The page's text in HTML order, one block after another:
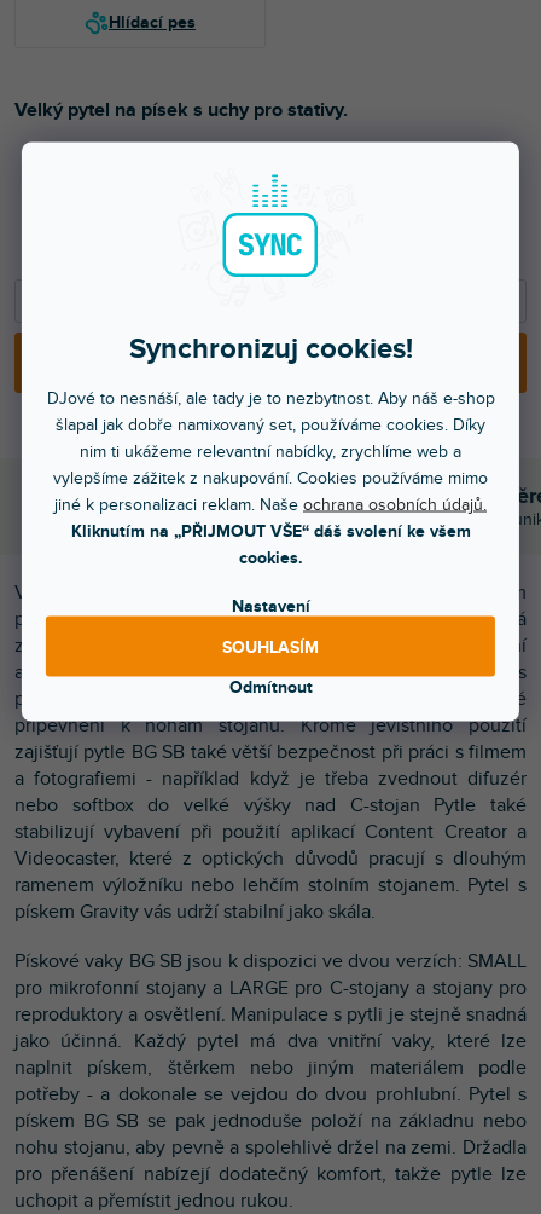
Synchronizuj cookies!
DJové to nesnáší, ale tady je to nezbytnost. Aby náš e-shop
šlapal jak dobře namixovaný set, používáme cookies. Díky
nim ti ukážeme relevantní nabídky, zrychlíme web a
vylepšíme zážitek z nakupování. Cookies používáme mimo
jiné k personalizaci reklam. Naše ochrana osobních údajů.
Kliknutím na „PŘIJMOUT VŠE“ dáš svolení ke všem
cookies.
Nastavení
Odmítnout
SOUHLASÍM
PŘIDAT DO KOŠÍKU
Velký pytel na písek s uchy pro stativy.
Objednejte do 15:00
A máte to druhý den doma
Poradíme s
Chválíte nás za
Vše je připraveno a akce může začít - pak někdo omylem
převrhne stojan a začíná ta pravá zábava. Aby byla cenná
zařízení - mikrofony, reproduktory, reflektory a další - stabilní
a zabezpečená, zahrnuje nyní portfolio Gravity nové pytle s
pískem BG SB - jednotlivě plnitelné pytle pro snadné
připevnění k nohám stojanu. Kromě jevištního použití
zajišťují pytle BG SB také větší bezpečnost při práci s filmem
a fotografiemi - například když je třeba zvednout difuzér
nebo softbox do velké výšky nad C-stojan Pytle také
stabilizují vybavení při použití aplikací Content Creator a
Videocaster, které z optických důvodů pracují s dlouhým
ramenem výložníku nebo lehčím stolním stojanem. Pytel s
pískem Gravity vás udrží stabilní jako skála.
Pískové vaky BG SB jsou k dispozici ve dvou verzích: SMALL
pro mikrofonní stojany a LARGE pro C-stojany a stojany pro
reproduktory a osvětlení. Manipulace s pytli je stejně snadná
jako účinná. Každý pytel má dva vnitřní vaky, které lze
naplnit pískem, štěrkem nebo jiným materiálem podle
potřeby - a dokonale se vejdou do dvou prohlubní. Pytel s
pískem BG SB se pak jednoduše položí na základnu nebo
nohu stojanu, aby pevně a spolehlivě držel na zemi. Držadla
pro přenášení nabízejí dodatečný komfort, takže pytle lze
uchopit a přemístit jednou rukou.